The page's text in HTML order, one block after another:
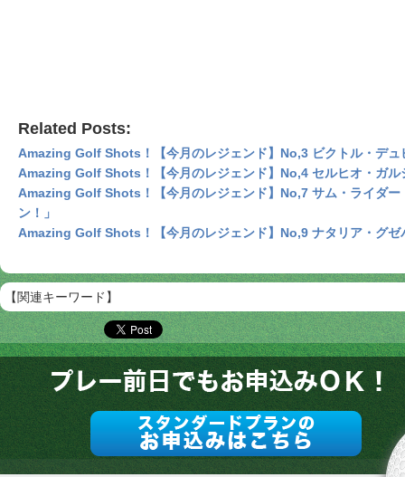
Related Posts:
Amazing Golf Shots！【今月のレジェンド】No,3 ビクトル・デュ
Amazing Golf Shots！【今月のレジェンド】No,4 セルヒオ・ガル
Amazing Golf Shots！【今月のレジェンド】No,7 サム・ライダー
ン！」
Amazing Golf Shots！【今月のレジェンド】No,9 ナタリア・グゼ
【関連キーワード】